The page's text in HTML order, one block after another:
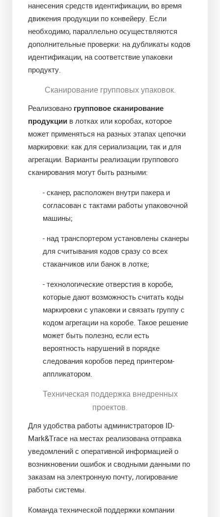
нанесения средств идентификации, во время
движения продукции по конвейеру. Если
необходимо, параллельно осуществляются
дополнительные проверки: на дубликаты кодов
идентификации, на соответствие упаковки
продукту.
Сканирование групповых упаковок.
Реализовано групповое сканирование
продукции в лотках или коробах, которое
может применяться на разных этапах цепочки
маркировки: как для сериализации, так и для
агрегации. Варианты реализации группового
сканирования могут быть разными:
- сканер, расположен внутри пакера и
согласован с тактами работы упаковочной
машины;
- над транспортером установлены сканеры
для считывания кодов сразу со всех
стаканчиков или банок в лотке;
- технологические отверстия в коробе,
которые дают возможность считать коды
маркировки с упаковки и связать группу с
кодом агрегации на коробе. Такое решение
может быть полезно, если есть
вероятность нарушений в порядке
следования коробов перед принтером-
аппликатором.
Техническая поддержка внедренных
проектов.
Для удобства работы администраторов ID-
Mark&Trace на местах реализована отправка
уведомлений с оперативной информацией о
возникновении ошибок и сводными данными по
заказам на электронную почту, логирование
работы системы.
Команда технической поддержки компании